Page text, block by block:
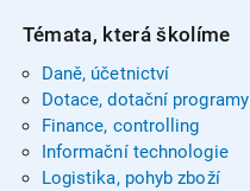
Témata, která školíme
Daně, účetnictví
Dotace, dotační programy
Finance, controlling
Informační technologie
Logistika, pohyb zboží